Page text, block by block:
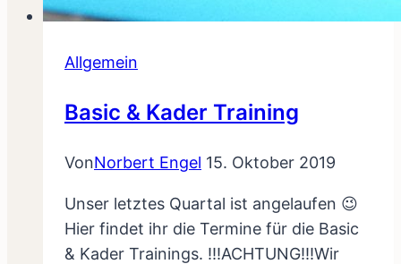
Allgemein
Basic & Kader Training
VonNorbert Engel 15. Oktober 2019
Unser letztes Quartal ist angelaufen 😉
Hier findet ihr die Termine für die Basic
& Kader Trainings. !!!ACHTUNG!!!Wir